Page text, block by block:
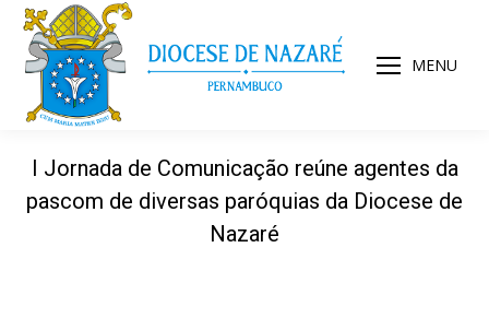
MENU
I Jornada de Comunicação reúne agentes da
pascom de diversas paróquias da Diocese de
Nazaré